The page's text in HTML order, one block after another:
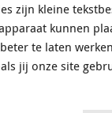
Sorteren
(ZN8)
zijn kleine
kunnen
te laten
jij onze site